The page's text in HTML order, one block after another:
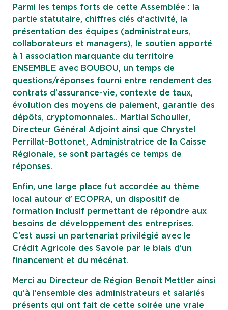
Parmi les temps forts de cette Assemblée : la
partie statutaire, chiffres clés d’activité, la
présentation des équipes (administrateurs,
collaborateurs et managers), le soutien apporté
à 1 association marquante du territoire
ENSEMBLE avec BOUBOU, un temps de
questions/réponses fourni entre rendement des
contrats d’assurance-vie, contexte de taux,
évolution des moyens de paiement, garantie des
dépôts, cryptomonnaies.. Martial Schouller,
Directeur Général Adjoint ainsi que Chrystel
Perrillat-Bottonet, Administratrice de la Caisse
Régionale, se sont partagés ce temps de
réponses.
Enfin, une large place fut accordée au thème
local autour d’ ECOPRA, un dispositif de
formation inclusif permettant de répondre aux
besoins de développement des entreprises.
C’est aussi un partenariat privilégié avec le
Crédit Agricole des Savoie par le biais d’un
financement et du mécénat.
Merci au Directeur de Région Benoît Mettler ainsi
qu’à l’ensemble des administrateurs et salariés
présents qui ont fait de cette soirée une vraie